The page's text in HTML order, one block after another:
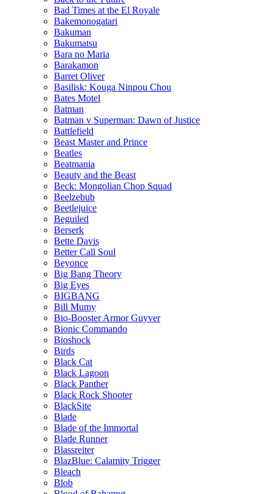
Bad Times at the El Royale
Bakemonogatari
Bakuman
Bakumatsu
Bara no Maria
Barakamon
Barret Oliver
Basilisk: Kouga Ninpou Chou
Bates Motel
Batman
Batman v Superman: Dawn of Justice
Battlefield
Beast Master and Prince
Beatles
Beatmania
Beauty and the Beast
Beck: Mongolian Chop Squad
Beelzebub
Beetlejuice
Beguiled
Berserk
Bette Davis
Better Call Soul
Beyonce
Big Bang Theory
Big Eyes
BIGBANG
Bill Mumy
Bio-Booster Armor Guyver
Bionic Commando
Bioshock
Birds
Black Cat
Black Lagoon
Black Panther
Black Rock Shooter
BlackSite
Blade
Blade of the Immortal
Blade Runner
Blassreiter
BlazBlue: Calamity Trigger
Bleach
Blob